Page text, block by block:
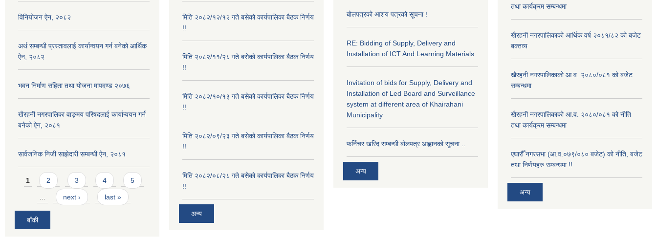
विनियोजन ऐन, २०८२
अर्थ सम्बन्धी प्रस्तावलाई कार्यान्वयन गर्न बनेको आर्थिक
ऐन, २०८२
भवन निर्माण संहिता तथा योजना मापदण्ड २०७६
खैरहनी नगरपालिका वाङ्मय परिषदलाई कार्यान्वयन गर्न
बनेको ऐन, २०८१
सार्वजनिक निजी साझेदारी सम्बन्धी ऐन, २०८१
Pages
1 2 3 4 5
… next › last »
बाँकी
मिति २०८२/१२/१२ गते बसेको कार्यपालिका बैठक निर्णय
!!
मिति २०८२/११/२८ गते बसेको कार्यपालिका बैठक निर्णय
!!
मिति २०८२/१०/१३ गते बसेको कार्यपालिका बैठक निर्णय
!!
मिति २०८२/०९/२३ गते बसेको कार्यपालिका बैठक निर्णय
!!
मिति २०८२/०८/२८ गते बसेको कार्यपालिका बैठक निर्णय
!!
अन्य
बोलपत्रको आशय पत्रको सूचना !
RE: Bidding of Supply, Delivery and
Installation of ICT And Learning Materials
Invitation of bids for Supply, Delivery and
Installation of Led Board and Surveillance
system at different area of Khairahani
Municipality
फर्निचर खरिद सम्बन्धी बोलपत्र आह्वानको सूचना ..
अन्य
तथा कार्यक्रम सम्बन्धमा
खैरहनी नगरपालिकाको आर्थिक वर्ष २०८१/८२ को बजेट
बक्तव्य
खैरहनी नगरपालिकाको आ.व. २०८०/०८१ को बजेट
सम्बन्धमा
खैरहनी नगरपालिकाको आ.व. २०८०/०८१ को नीति
तथा कार्यक्रम सम्बन्धमा
एघारौँ नगरसभा (आ.व.०७९/०८० बजेट) को नीति, बजेट
तथा निर्णयहरु सम्बन्धमा !!
अन्य